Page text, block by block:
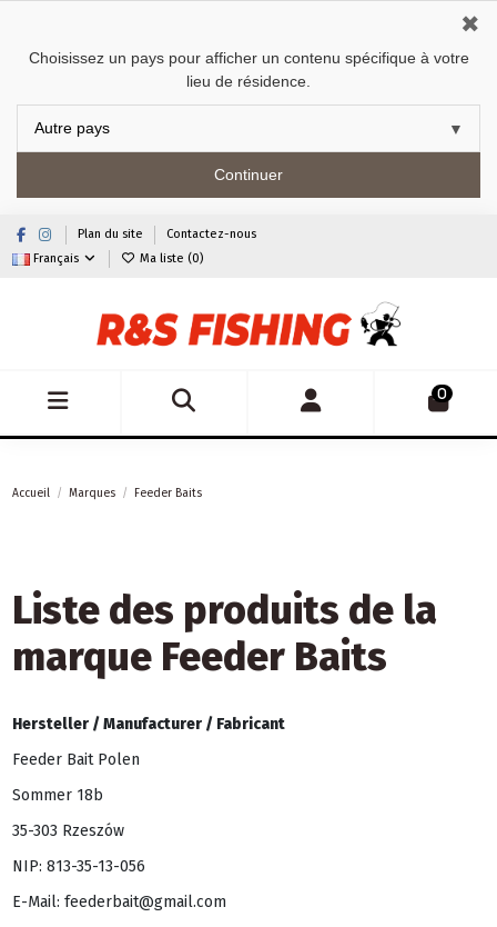
Choisissez un pays pour afficher un contenu spécifique à votre
lieu de résidence.
Continuer
✖
Plan du site
Contactez-nous
Français
Ma liste (0)
0
Accueil Marques Feeder Baits
Liste des produits de la
marque Feeder Baits
Hersteller /Manufacturer / Fabricant
Feeder Bait Polen
Sommer 18b
35-303 Rzeszów
NIP: 813-35-13-056
E-Mail: feederbait@gmail.com